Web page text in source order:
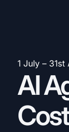
1 July – 31st
AI
Cost